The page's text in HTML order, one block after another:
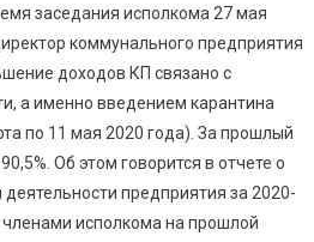
19
Доходы
заседания исполкома 27 мая
коммунального предприятия
доходов КП связано с
а именно введением карантина
по 11 мая 2020 года). За прошлый
Об этом говорится в отчете о
предприятия за 2020-
исполкома на прошлой